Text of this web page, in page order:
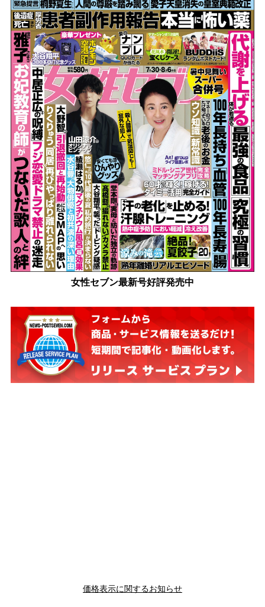
女性セブン最新号好評発売中
価格表示に関するお知らせ